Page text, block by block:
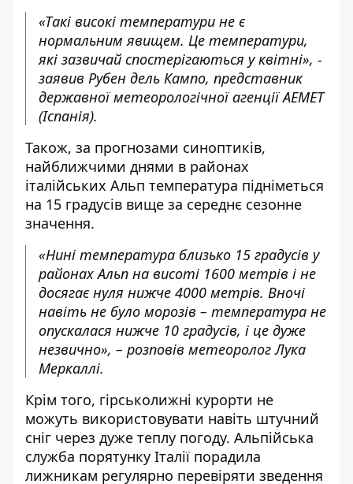
«Такі високі температури не є
нормальним явищем. Це температури,
які зазвичай спостерігаються у квітні», -
заявив Рубен дель Кампо, представник
державної метеорологічної агенції AEMET
(Іспанія).
Також, за прогнозами синоптиків,
найближчими днями в районах
італійських Альп температура підніметься
на 15 градусів вище за середнє сезонне
значення.
«Нині температура близько 15 градусів у
районах Альп на висоті 1600 метрів і не
досягає нуля нижче 4000 метрів. Вночі
навіть не було морозів – температура не
опускалася нижче 10 градусів, і це дуже
незвично», – розповів метеоролог Лука
Меркаллі.
Крім того, гірськолижні курорти не
можуть використовувати навіть штучний
сніг через дуже теплу погоду. Альпійська
служба порятунку Італії порадила
лижникам регулярно перевіряти зведення